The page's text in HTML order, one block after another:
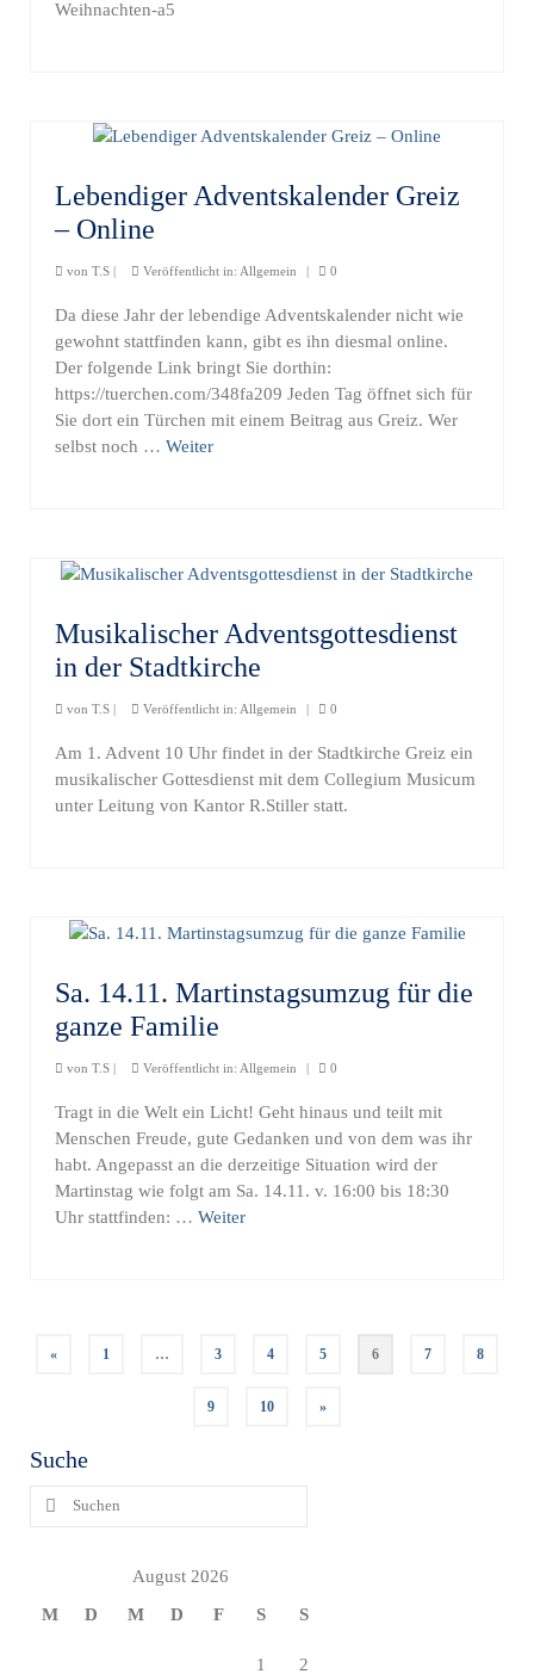
Weihnachten-a5
Lebendiger Adventskalender Greiz
– Online
von T.S Veröffentlicht in: Allgemein 0
Da diese Jahr der lebendige Adventskalender nicht wie
gewohnt stattfinden kann, gibt es ihn diesmal online.
Der folgende Link bringt Sie dorthin:
https://tuerchen.com/348fa209 Jeden Tag öffnet sich für
Sie dort ein Türchen mit einem Beitrag aus Greiz. Wer
selbst noch … Weiter
Musikalischer Adventsgottesdienst
in der Stadtkirche
von T.S | Veröffentlicht in: Allgemein | 0
Am 1. Advent 10 Uhr findet in der Stadtkirche Greiz ein
musikalischer Gottesdienst mit dem Collegium Musicum
unter Leitung von Kantor R.Stiller statt.
Sa. 14.11. Martinstagsumzug für die
ganze Familie
von T.S | Veröffentlicht in: Allgemein | 0
Tragt in die Welt ein Licht! Geht hinaus und teilt mit
Menschen Freude, gute Gedanken und von dem was ihr
habt. Angepasst an die derzeitige Situation wird der
Martinstag wie folgt am Sa. 14.11. v. 16:00 bis 18:30
Uhr stattfinden: … Weiter
Seitennummerierung
« 1 … 3 4 5 6 7 8
9 10 »
Suche
Suchen
nach:
August 2026
M
D M D F S S
1 2